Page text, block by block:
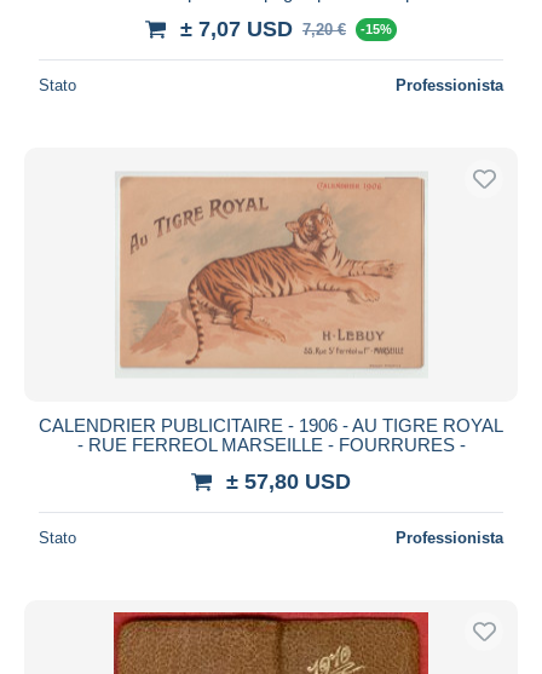
± 7,07 USD 7,20 € -15%
Stato Professionista
CALENDRIER PUBLICITAIRE - 1906 - AU TIGRE ROYAL
- RUE FERREOL MARSEILLE - FOURRURES -
± 57,80 USD
Stato Professionista